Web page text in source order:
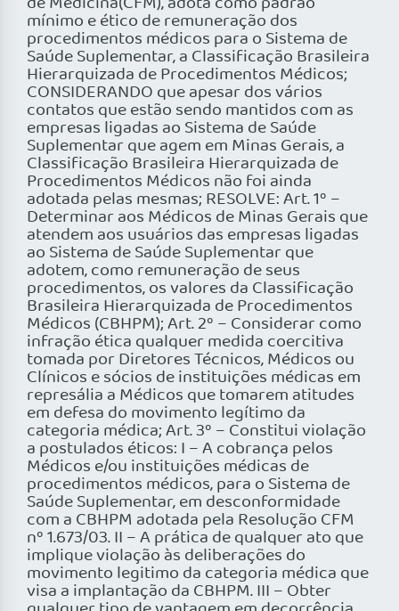
mínimo e ético de remuneração dos
procedimentos médicos para o Sistema de
Saúde Suplementar, a Classificação Brasileira
Hierarquizada de Procedimentos Médicos;
CONSIDERANDO que apesar dos vários
contatos que estão sendo mantidos com as
empresas ligadas ao Sistema de Saúde
Suplementar que agem em Minas Gerais, a
Classificação Brasileira Hierarquizada de
Procedimentos Médicos não foi ainda
adotada pelas mesmas; RESOLVE: Art. 1º –
Determinar aos Médicos de Minas Gerais que
atendem aos usuários das empresas ligadas
ao Sistema de Saúde Suplementar que
adotem, como remuneração de seus
procedimentos, os valores da Classificação
Brasileira Hierarquizada de Procedimentos
Médicos (CBHPM); Art. 2º – Considerar como
infração ética qualquer medida coercitiva
tomada por Diretores Técnicos, Médicos ou
Clínicos e sócios de instituições médicas em
represália a Médicos que tomarem atitudes
em defesa do movimento legítimo da
categoria médica; Art. 3º – Constitui violação
a postulados éticos: I – A cobrança pelos
Médicos e/ou instituições médicas de
procedimentos médicos, para o Sistema de
Saúde Suplementar, em desconformidade
com a CBHPM adotada pela Resolução CFM
nº 1.673/03. II – A prática de qualquer ato que
implique violação às deliberações do
movimento legitimo da categoria médica que
visa a implantação da CBHPM. III – Obter